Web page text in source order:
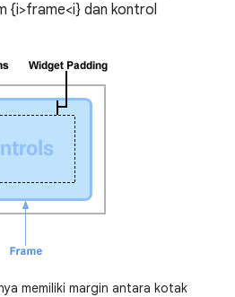
{i>frame<i} dan kontrol
memiliki margin antara kotak